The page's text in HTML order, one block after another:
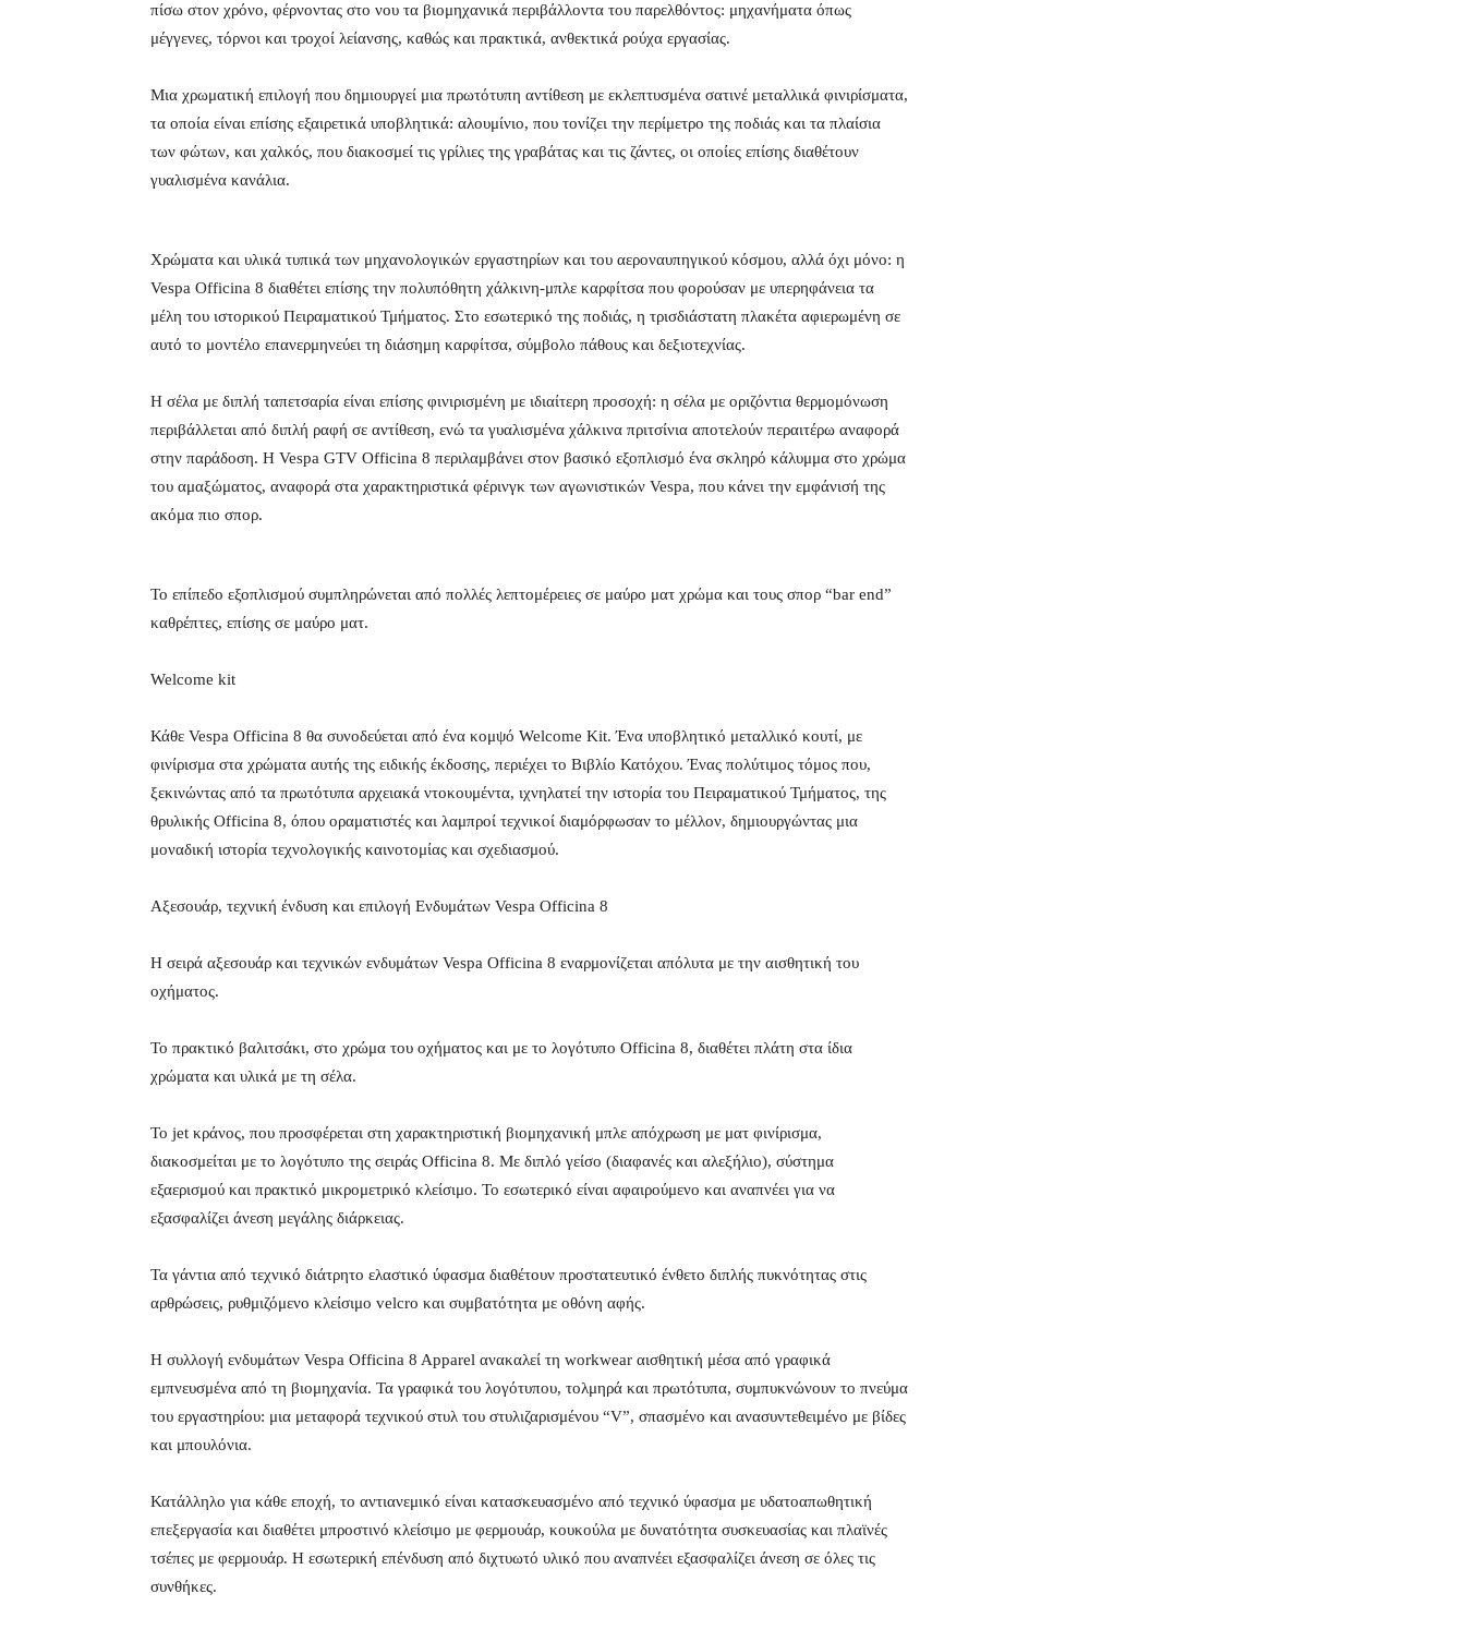
πίσω στον χρόνο, φέρνοντας στο νου τα βιομηχανικά περιβάλλοντα του παρελθόντος: μηχανήματα όπως
μέγγενες, τόρνοι και τροχοί λείανσης, καθώς και πρακτικά, ανθεκτικά ρούχα εργασίας.
Μια χρωματική επιλογή που δημιουργεί μια πρωτότυπη αντίθεση με εκλεπτυσμένα σατινέ μεταλλικά φινιρίσματα,
τα οποία είναι επίσης εξαιρετικά υποβλητικά: αλουμίνιο, που τονίζει την περίμετρο της ποδιάς και τα πλαίσια
των φώτων, και χαλκός, που διακοσμεί τις γρίλιες της γραβάτας και τις ζάντες, οι οποίες επίσης διαθέτουν
γυαλισμένα κανάλια.
Χρώματα και υλικά τυπικά των μηχανολογικών εργαστηρίων και του αεροναυπηγικού κόσμου, αλλά όχι μόνο: η
Vespa Officina 8 διαθέτει επίσης την πολυπόθητη χάλκινη-μπλε καρφίτσα που φορούσαν με υπερηφάνεια τα
μέλη του ιστορικού Πειραματικού Τμήματος. Στο εσωτερικό της ποδιάς, η τρισδιάστατη πλακέτα αφιερωμένη σε
αυτό το μοντέλο επανερμηνεύει τη διάσημη καρφίτσα, σύμβολο πάθους και δεξιοτεχνίας.
Η σέλα με διπλή ταπετσαρία είναι επίσης φινιρισμένη με ιδιαίτερη προσοχή: η σέλα με οριζόντια θερμομόνωση
περιβάλλεται από διπλή ραφή σε αντίθεση, ενώ τα γυαλισμένα χάλκινα πριτσίνια αποτελούν περαιτέρω αναφορά
στην παράδοση. Η Vespa GTV Officina 8 περιλαμβάνει στον βασικό εξοπλισμό ένα σκληρό κάλυμμα στο χρώμα
του αμαξώματος, αναφορά στα χαρακτηριστικά φέρινγκ των αγωνιστικών Vespa, που κάνει την εμφάνισή της
ακόμα πιο σπορ.
Το επίπεδο εξοπλισμού συμπληρώνεται από πολλές λεπτομέρειες σε μαύρο ματ χρώμα και τους σπορ “bar end”
καθρέπτες, επίσης σε μαύρο ματ.
Welcome kit
Κάθε Vespa Officina 8 θα συνοδεύεται από ένα κομψό Welcome Kit. Ένα υποβλητικό μεταλλικό κουτί, με
φινίρισμα στα χρώματα αυτής της ειδικής έκδοσης, περιέχει το Βιβλίο Κατόχου. Ένας πολύτιμος τόμος που,
ξεκινώντας από τα πρωτότυπα αρχειακά ντοκουμέντα, ιχνηλατεί την ιστορία του Πειραματικού Τμήματος, της
θρυλικής Officina 8, όπου οραματιστές και λαμπροί τεχνικοί διαμόρφωσαν το μέλλον, δημιουργώντας μια
μοναδική ιστορία τεχνολογικής καινοτομίας και σχεδιασμού.
Αξεσουάρ, τεχνική ένδυση και επιλογή Ενδυμάτων Vespa Officina 8
Η σειρά αξεσουάρ και τεχνικών ενδυμάτων Vespa Officina 8 εναρμονίζεται απόλυτα με την αισθητική του
οχήματος.
Το πρακτικό βαλιτσάκι, στο χρώμα του οχήματος και με το λογότυπο Officina 8, διαθέτει πλάτη στα ίδια
χρώματα και υλικά με τη σέλα.
Το jet κράνος, που προσφέρεται στη χαρακτηριστική βιομηχανική μπλε απόχρωση με ματ φινίρισμα,
διακοσμείται με το λογότυπο της σειράς Officina 8. Με διπλό γείσο (διαφανές και αλεξήλιο), σύστημα
εξαερισμού και πρακτικό μικρομετρικό κλείσιμο. Το εσωτερικό είναι αφαιρούμενο και αναπνέει για να
εξασφαλίζει άνεση μεγάλης διάρκειας.
Τα γάντια από τεχνικό διάτρητο ελαστικό ύφασμα διαθέτουν προστατευτικό ένθετο διπλής πυκνότητας στις
αρθρώσεις, ρυθμιζόμενο κλείσιμο velcro και συμβατότητα με οθόνη αφής.
Η συλλογή ενδυμάτων Vespa Officina 8 Apparel ανακαλεί τη workwear αισθητική μέσα από γραφικά
εμπνευσμένα από τη βιομηχανία. Τα γραφικά του λογότυπου, τολμηρά και πρωτότυπα, συμπυκνώνουν το πνεύμα
του εργαστηρίου: μια μεταφορά τεχνικού στυλ του στυλιζαρισμένου “V”, σπασμένο και ανασυντεθειμένο με βίδες
και μπουλόνια.
Κατάλληλο για κάθε εποχή, το αντιανεμικό είναι κατασκευασμένο από τεχνικό ύφασμα με υδατοαπωθητική
επεξεργασία και διαθέτει μπροστινό κλείσιμο με φερμουάρ, κουκούλα με δυνατότητα συσκευασίας και πλαϊνές
τσέπες με φερμουάρ. Η εσωτερική επένδυση από διχτυωτό υλικό που αναπνέει εξασφαλίζει άνεση σε όλες τις
συνθήκες.